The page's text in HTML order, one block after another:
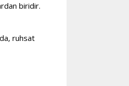
biridir.
ruhsat